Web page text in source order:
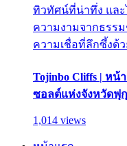
ทิวทัศน์ที่น่าทึ่ง และ
ความงามจากธรร
ความเชื่อที่ลึกซึ้งด้ว
Tojinbo Cliffs | ห
ซอลต์แห่งจังหวัดฟุ
1,014 views